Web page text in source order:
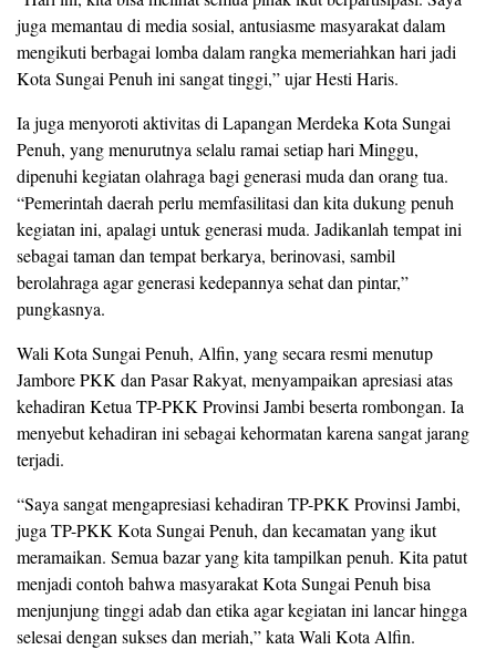
juga memantau di media sosial, antusiasme masyarakat dalam
mengikuti berbagai lomba dalam rangka memeriahkan hari jadi
Kota Sungai Penuh ini sangat tinggi,” ujar Hesti Haris.
Ia juga menyoroti aktivitas di Lapangan Merdeka Kota Sungai
Penuh, yang menurutnya selalu ramai setiap hari Minggu,
dipenuhi kegiatan olahraga bagi generasi muda dan orang tua.
“Pemerintah daerah perlu memfasilitasi dan kita dukung penuh
kegiatan ini, apalagi untuk generasi muda. Jadikanlah tempat ini
sebagai taman dan tempat berkarya, berinovasi, sambil
berolahraga agar generasi kedepannya sehat dan pintar,”
pungkasnya.
Wali Kota Sungai Penuh, Alfin, yang secara resmi menutup
Jambore PKK dan Pasar Rakyat, menyampaikan apresiasi atas
kehadiran Ketua TP-PKK Provinsi Jambi beserta rombongan. Ia
menyebut kehadiran ini sebagai kehormatan karena sangat jarang
terjadi.
“Saya sangat mengapresiasi kehadiran TP-PKK Provinsi Jambi,
juga TP-PKK Kota Sungai Penuh, dan kecamatan yang ikut
meramaikan. Semua bazar yang kita tampilkan penuh. Kita patut
menjadi contoh bahwa masyarakat Kota Sungai Penuh bisa
menjunjung tinggi adab dan etika agar kegiatan ini lancar hingga
selesai dengan sukses dan meriah,” kata Wali Kota Alfin.